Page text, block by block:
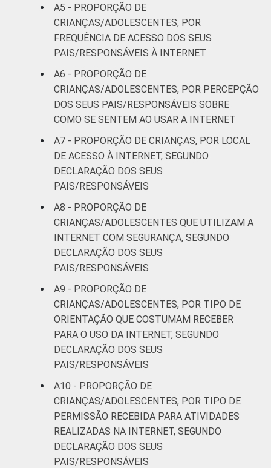
Mais de 2
SM até 3 SM
Mais de 3
CLASSE
SOCIAL
AB 45
C 30
DE
¹Base: 2 105 usuários de Internet de 9 a 17
apresentado se refere apenas aos
resultados da alternativa "sim". Dados
coletados entre outubro de 2014 e fevereiro
de 2015.
Fonte: NIC.br - out 2014 / fev 2015
A5 - PROPORÇÃO DE
CRIANÇAS/ADOLESCENTES, POR
FREQUÊNCIA DE ACESSO DOS SEUS
PAIS/RESPONSÁVEIS À INTERNET
A6 - PROPORÇÃO DE
CRIANÇAS/ADOLESCENTES, POR PERCEPÇÃO
DOS SEUS PAIS/RESPONSÁVEIS SOBRE
COMO SE SENTEM AO USAR A INTERNET
A7 - PROPORÇÃO DE CRIANÇAS, POR LOCAL
DE ACESSO À INTERNET, SEGUNDO
DECLARAÇÃO DOS SEUS
PAIS/RESPONSÁVEIS
A8 - PROPORÇÃO DE
CRIANÇAS/ADOLESCENTES QUE UTILIZAM A
INTERNET COM SEGURANÇA, SEGUNDO
DECLARAÇÃO DOS SEUS
PAIS/RESPONSÁVEIS
A9 - PROPORÇÃO DE
CRIANÇAS/ADOLESCENTES, POR TIPO DE
ORIENTAÇÃO QUE COSTUMAM RECEBER
PARA O USO DA INTERNET, SEGUNDO
DECLARAÇÃO DOS SEUS
PAIS/RESPONSÁVEIS
A10 - PROPORÇÃO DE
CRIANÇAS/ADOLESCENTES, POR TIPO DE
PERMISSÃO RECEBIDA PARA ATIVIDADES
REALIZADAS NA INTERNET, SEGUNDO
DECLARAÇÃO DOS SEUS
PAIS/RESPONSÁVEIS